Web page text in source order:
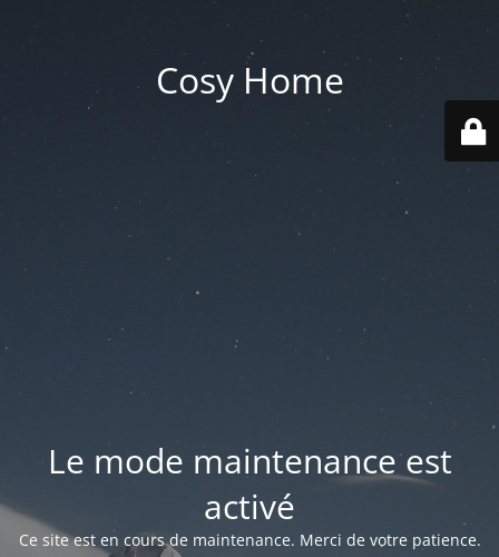
Cosy Home
Le mode maintenance est
activé
Ce site est en cours de maintenance. Merci de votre patience.